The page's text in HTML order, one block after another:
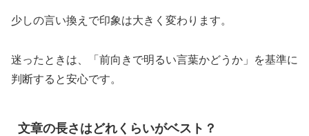
少しの言い換えで印象は大きく変わります。
迷ったときは、「前向きで明るい言葉かどうか」を基準に
判断すると安心です。
文章の長さはどれくらいがベスト？